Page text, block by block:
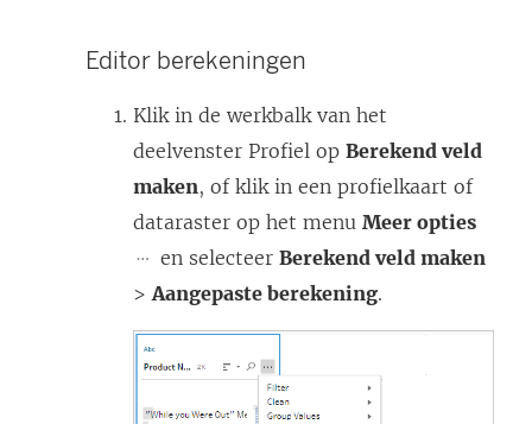
Editor berekeningen
Klik in de werkbalk van het
deelvenster Profiel op Berekend veld
maken, of klik in een profielkaart of
dataraster op het menu Meer opties
en selecteer Berekend veld maken
>Aangepaste berekening.